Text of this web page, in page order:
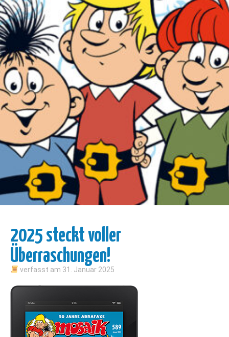
2025 steckt voller
Überraschungen!
verfasst am 31. Januar 2025